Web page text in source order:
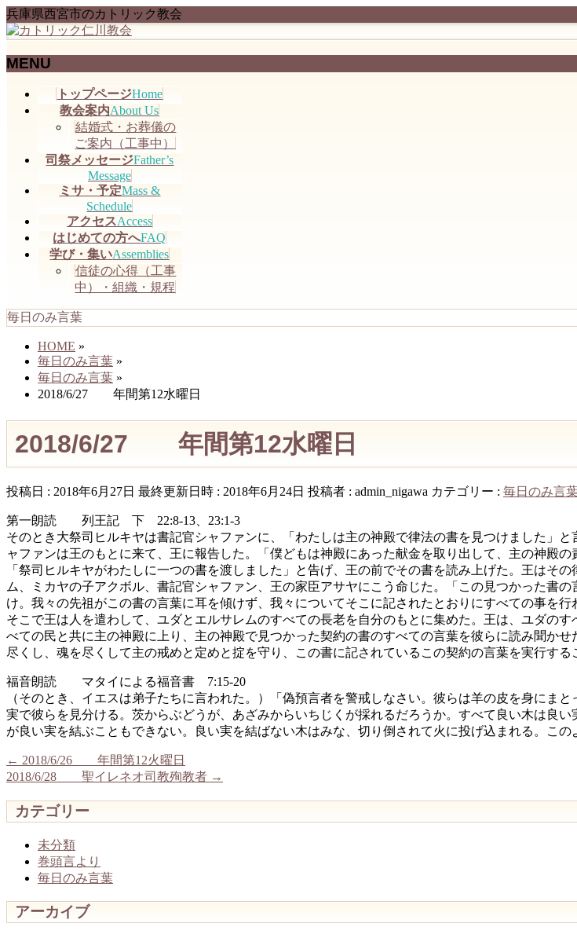
兵庫県西宮市のカトリック教会
MENU
トップページHome
教会案内About Us
結婚式・お葬儀の
ご案内（工事中）
司祭メッセージFather’s
Message
ミサ・予定Mass &
Schedule
アクセスAccess
はじめての方へFAQ
学び・集いAssemblies
信徒の心得（工事
中）・組織・規程
毎日のみ言葉
HOME »
毎日のみ言葉 »
毎日のみ言葉 »
2018/6/27 年間第12水曜日
2018/6/27 年間第12水曜日
投稿日 : 2018年6月27日 最終更新日時 : 2018年6月24日 投稿者 : admin_nigawa カテゴリー : 毎日のみ言
第一朗読 列王記 下 22:8-13、23:1-3
そのとき大祭司ヒルキヤは書記官シャファンに、「わたしは主の神殿で律法の書を見つけました」
ャファンは王のもとに来て、王に報告した。「僕どもは神殿にあった献金を取り出して、主の神殿
「祭司ヒルキヤがわたしに一つの書を渡しました」と告げ、王の前でその書を読み上げた。王はそ
ム、ミカヤの子アクボル、書記官シャファン、王の家臣アサヤにこう命じた。「この見つかった書
け。我々の先祖がこの書の言葉に耳を傾けず、我々についてそこに記されたとおりにすべての事を
そこで王は人を遣わして、ユダとエルサレムのすべての長老を自分のもとに集めた。王は、ユダの
べての民と共に主の神殿に上り、主の神殿で見つかった契約の書のすべての言葉を彼らに読み聞か
尽くし、魂を尽くして主の戒めと定めと掟を守り、この書に記されているこの契約の言葉を実行する
福音朗読 マタイによる福音書 7:15-20
（そのとき、イエスは弟子たちに言われた。）「偽預言者を警戒しなさい。彼らは羊の皮を身にま
実で彼らを見分ける。茨からぶどうが、あざみからいちじくが採れるだろうか。すべて良い木は良
が良い実を結ぶこともできない。良い実を結ばない木はみな、切り倒されて火に投げ込まれる。この
← 2018/6/26 年間第12火曜日
2018/6/28 聖イレネオ司教殉教者 →
カテゴリー
未分類
巻頭言より
毎日のみ言葉
アーカイブ